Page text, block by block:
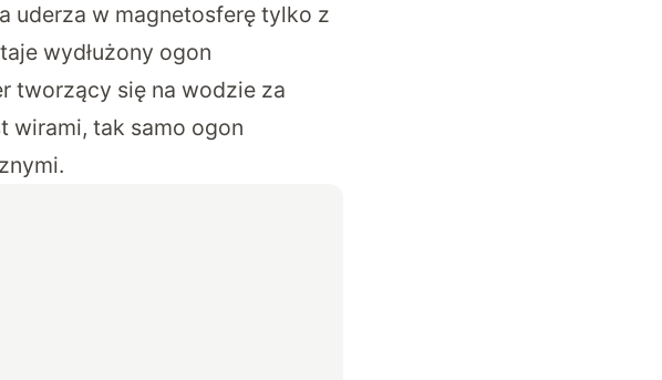
uderza w magnetosferę tylko z
wydłużony ogon
tworzący się na wodzie za
wirami, tak samo ogon